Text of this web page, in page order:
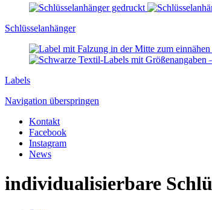
Schlüssel­anhänger
Labels
Navigation überspringen
Kontakt
Facebook
Instagram
News
individualisierbare